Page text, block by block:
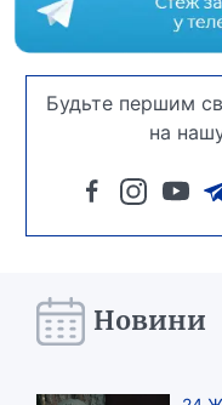
Будьте першим
на
Новини